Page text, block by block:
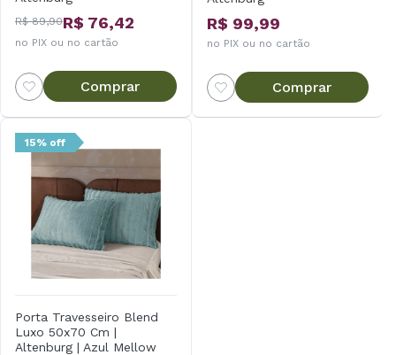
R$ 89,90R$ 76,42
no PIX ou no cartão
Comprar
R$ 99,99
no PIX ou no cartão
Comprar
15% off
Porta Travesseiro Blend
Luxo 50x70 Cm |
Altenburg | Azul Mellow